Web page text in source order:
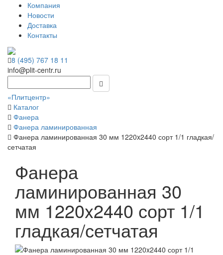
Компания
Новости
Доставка
Контакты
8 (495) 767 18 11
info@plit-centr.ru
«Плитцентр»
Каталог
Фанера
Фанера ламинированная
Фанера ламинированная 30 мм 1220x2440 сорт 1/1 гладкая/
сетчатая
Фанера
ламинированная 30
мм 1220x2440 сорт 1/1
гладкая/сетчатая